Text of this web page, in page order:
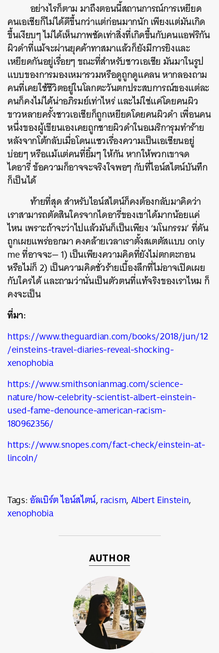
อย่างไรก็ตาม มาถึงตอนนี้สถานการณ์การเหยียด
คนเอเชียก็ไม่ได้ดีขึ้นกว่าแต่ก่อนมากนัก เพียงแต่มันเกิด
ขึ้นเงียบๆ ไม่ได้เห็นภาพชัดเท่าสิ่งที่เกิดขึ้นกับคนแอฟริกัน
ผิวดำที่แม้จะผ่านยุคค้าทาสมาแล้วก็ยังมีการยิงและ
เหยียดกันอยู่เรื่อยๆ ขณะที่สำหรับชาวเอเชีย มันมาในรูป
แบบของการมองเหมารวมหรือดูถูกดูแคลน หากลองถาม
คนที่เคยใช้ชีวิตอยู่ในโลกตะวันตกประสบการณ์ของแต่ละ
คนก็คงไม่ได้น่าอภิรมย์เท่าไหร่ และไม่ใช่แค่โดยคนผิว
ขาวหลายครั้งชาวเอเชียก็ถูกเหยียดโดยคนผิวดำ เพื่อนคน
หนึ่งของผู้เขียนเองเคยถูกชายผิวดำในอเมริการุมทำร้าย
หลังจากโต้กลับเมื่อโดนแซวเรื่องความเป็นเอเชียนอยู่
บ่อยๆ หรือแม้แต่คนที่ยิ้มๆ ให้กัน หากให้พวกเขาจด
ไดอารี่ ข้อความก็อาจจะจริงใจพอๆ กับที่ไอน์สไตน์บันทึก
ก็เป็นได้
ท้ายที่สุด สำหรับไอน์สไตน์ก็คงต้องกลับมาคิดว่า
เราสามารถตัดสินใครจากไดอารี่ของเขาได้มากน้อยแค่
ไหน เพราะถ้าจะว่าไปแล้วมันก็เป็นเพียง ‘มโนกรรม’ ที่ดัน
ถูกเผยแพร่ออกมา คงคล้ายเวลาเราตั้งสเตตัสแบบ only
me ที่อาจจะ— 1) เป็นเพียงความคิดที่ยังไม่ตกตะกอน
หรือไม่ก็ 2) เป็นความคิดชั่วร้ายเบื้องลึกที่ไม่อาจเปิดเผย
กับใครได้ และถามว่านั่นเป็นตัวตนที่แท้จริงของเราไหม ก็
คงจะเป็น
ที่มา:
https://www.theguardian.com/books/2018/jun/12
/einsteins-travel-diaries-reveal-shocking-
xenophobia
https://www.smithsonianmag.com/science-
nature/how-celebrity-scientist-albert-einstein-
used-fame-denounce-american-racism-
180962356/
https://www.snopes.com/fact-check/einstein-at-
lincoln/
Tags:อัลเบิร์ต ไอน์สไตน์,racism,Albert Einstein,
xenophobia
AUTHOR